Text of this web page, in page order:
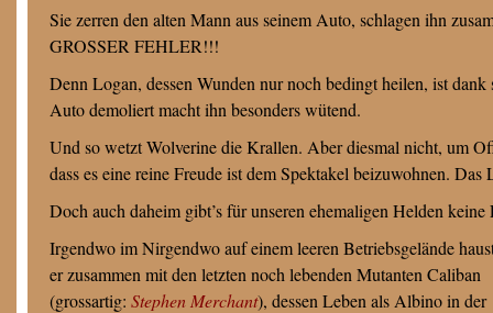
Sie zerren den alten Mann aus seinem Auto, schlagen ihn
GROSSER FEHLER!!!
Denn Logan, dessen Wunden nur noch bedingt heilen, ist
Auto demoliert macht ihn besonders wütend.
Und so wetzt Wolverine die Krallen. Aber diesmal nicht, um
dass es eine reine Freude ist dem Spektakel beizuwohnen.
Doch auch daheim gibt’s für unseren ehemaligen Helden
Irgendwo im Nirgendwo auf einem leeren Betriebsgelände
er zusammen mit den letzten noch lebenden Mutanten Caliban
(grossartig: Stephen Merchant), dessen Leben als Albino in der